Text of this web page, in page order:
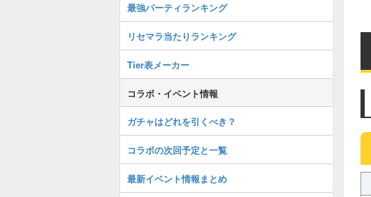
最強パーティランキング
リセマラ当たりランキング
Tier表メーカー
コラボ・イベント情報
ガチャはどれを引くべき？
コラボの次回予定と一覧
最新イベント情報まとめ